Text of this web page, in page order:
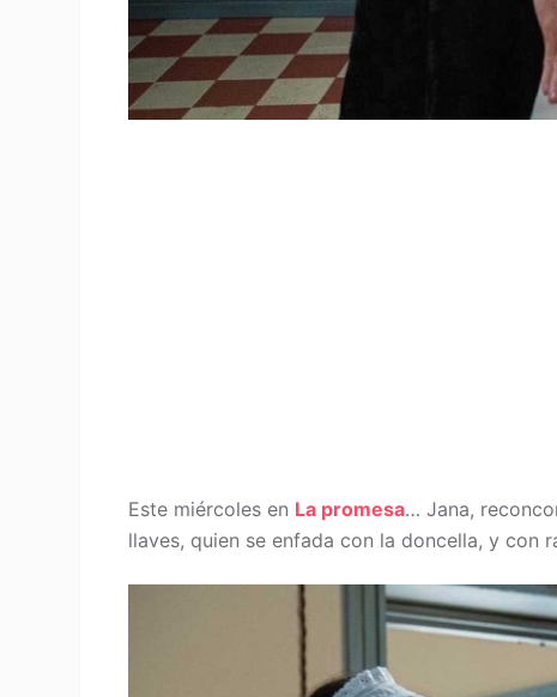
Este miércoles en La promesa… Jana,
llaves, quien se enfada con la doncella, y con